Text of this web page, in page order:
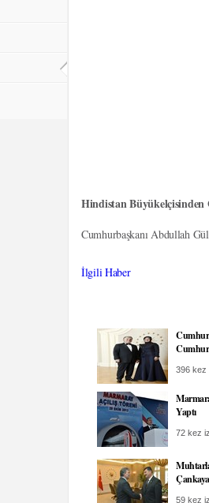
Hindistan
Cumhurbaşkanı Abdullah
İlgili Haber
396 kez
Yaptı
72 kez
59 kez